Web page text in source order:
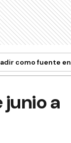
como fuente en
junio a